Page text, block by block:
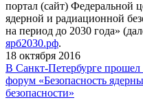
портал (сайт) Федеральной
ядерной и радиационной
на период до 2030 года»
ярб2030.рф.
18 октября 2016
В Санкт-Петербурге
форум «Безопасность
безопасности»